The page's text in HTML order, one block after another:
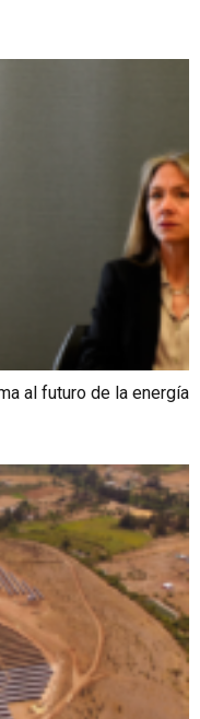
al futuro de la energía